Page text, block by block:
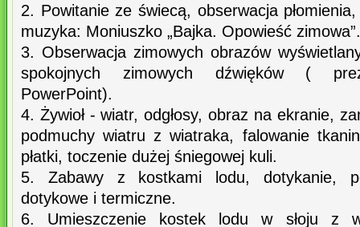
2. Powitanie ze świecą, obserwacja
muzyka: Moniuszko „Bajka. Opowieść zimowa”.
3. Obserwacja zimowych obrazów
spokojnych zimowych dźwięków (
PowerPoint).
4. Żywioł - wiatr, odgłosy, obraz na ekranie,
podmuchy wiatru z wiatraka, falowanie
płatki, toczenie dużej śniegowej kuli.
5. Zabawy z kostkami lodu, dotykanie,
dotykowe i termiczne.
6. Umieszczenie kostek lodu w słoju z